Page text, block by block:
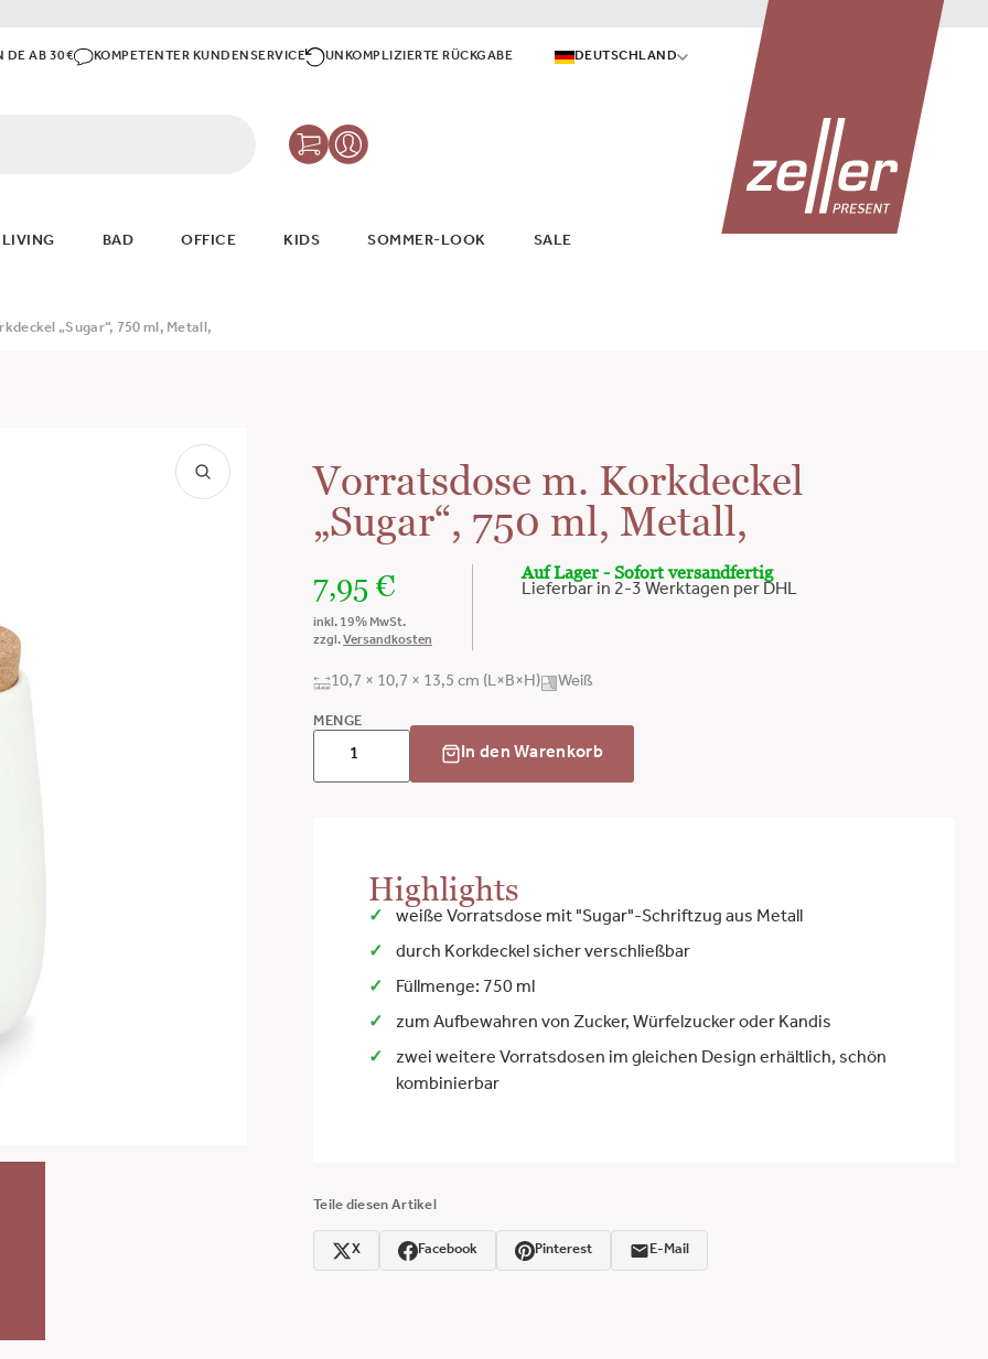
DE AB 30€ KOMPETENTER KUNDENSERVICE UNKOMPLIZIERTE RÜCKGABE DEUTSCHLAND
BAD OFFICE KIDS SOMMER-LOOK SALE
„Sugar“, 750 ml, Metall,
Vorratsdose m. Korkdeckel
„Sugar“, 750 ml, Metall,
7,95 €
inkl. 19% MwSt.
zzgl. Versandkosten
Auf Lager - Sofort versandfertig
Lieferbar in 2-3 Werktagen per DHL
10,7 × 10,7 × 13,5 cm (L×B×H) Weiß
MENGE
In den Warenkorb
Highlights
weiße Vorratsdose mit "Sugar"-Schriftzug aus Metall
durch Korkdeckel sicher verschließbar
Füllmenge: 750 ml
zum Aufbewahren von Zucker, Würfelzucker oder Kandis
zwei weitere Vorratsdosen im gleichen Design erhältlich, schön
kombinierbar
Teile diesen Artikel
X Facebook Pinterest E-Mail